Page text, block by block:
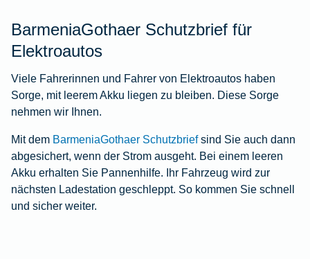
BarmeniaGothaer Schutzbrief für
Elektroautos
Viele Fahrerinnen und Fahrer von Elektroautos haben
Sorge, mit leerem Akku liegen zu bleiben. Diese Sorge
nehmen wir Ihnen.
Mit dem BarmeniaGothaer Schutzbriefsind Sie auch dann
abgesichert, wenn der Strom ausgeht. Bei einem leeren
Akku erhalten Sie Pannenhilfe. Ihr Fahrzeug wird zur
nächsten Ladestation geschleppt. So kommen Sie schnell
und sicher weiter.